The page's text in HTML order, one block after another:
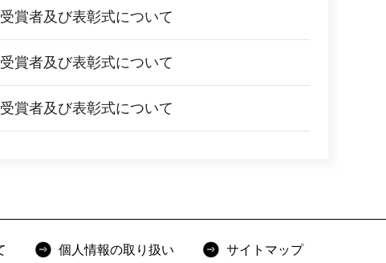
賞者及び表彰式について
賞者及び表彰式について
賞者及び表彰式について
個人情報の取り扱い サイトマップ